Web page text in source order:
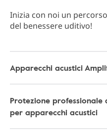
Inizia con noi un
del benessere uditivo!
Apparecchi acustici
Protezione professionale
per apparecchi acustici